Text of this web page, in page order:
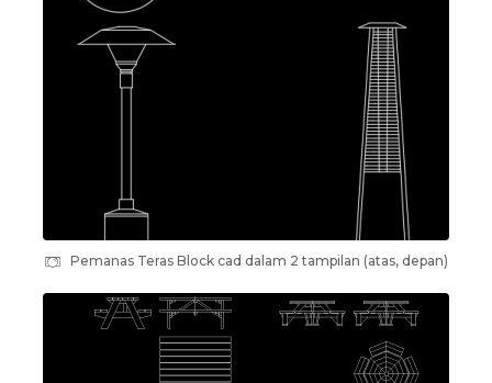
Pemanas Teras Block cad dalam 2 tampilan (atas, depan)